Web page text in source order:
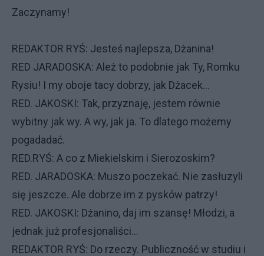
Zaczynamy!
REDAKTOR RYŚ: Jesteś najlepsza, Dżanina!
RED JARADOSKA: Ależ to podobnie jak Ty, Romku
Rysiu! I my oboje tacy dobrzy, jak Dżacek...
RED. JAKOSKI: Tak, przyznaję, jestem równie
wybitny jak wy. A wy, jak ja. To dlatego możemy
pogadadać.
RED.RYŚ: A co z Miekielskim i Sierozoskim?
RED. JARADOSKA: Muszo poczekać. Nie zasłuzyli
się jeszcze. Ale dobrze im z pysków patrzy!
RED. JAKOSKI: Dżanino, daj im szansę! Młodzi, a
jednak już profesjonaliści...
REDAKTOR RYŚ: Do rzeczy. Publiczność w studiu i